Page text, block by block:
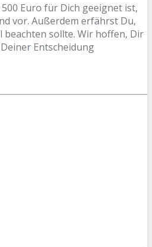
Euro für Dich geeignet ist,
vor. Außerdem erfährst Du,
beachten sollte. Wir hoffen, Dir
Entscheidung